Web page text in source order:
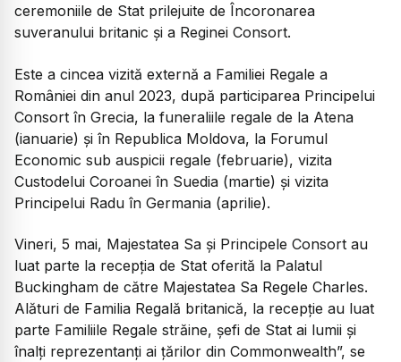
ceremoniile de Stat prilejuite de Încoronarea
suveranului britanic și a Reginei Consort.
Este a cincea vizită externă a Familiei Regale a
României din anul 2023, după participarea Principelui
Consort în Grecia, la funeraliile regale de la Atena
(ianuarie) și în Republica Moldova, la Forumul
Economic sub auspicii regale (februarie), vizita
Custodelui Coroanei în Suedia (martie) și vizita
Principelui Radu în Germania (aprilie).
Vineri, 5 mai, Majestatea Sa și Principele Consort au
luat parte la recepția de Stat oferită la Palatul
Buckingham de către Majestatea Sa Regele Charles.
Alături de Familia Regală britanică, la recepție au luat
parte Familiile Regale străine, șefi de Stat ai lumii și
înalți reprezentanți ai țărilor din Commonwealth”, se